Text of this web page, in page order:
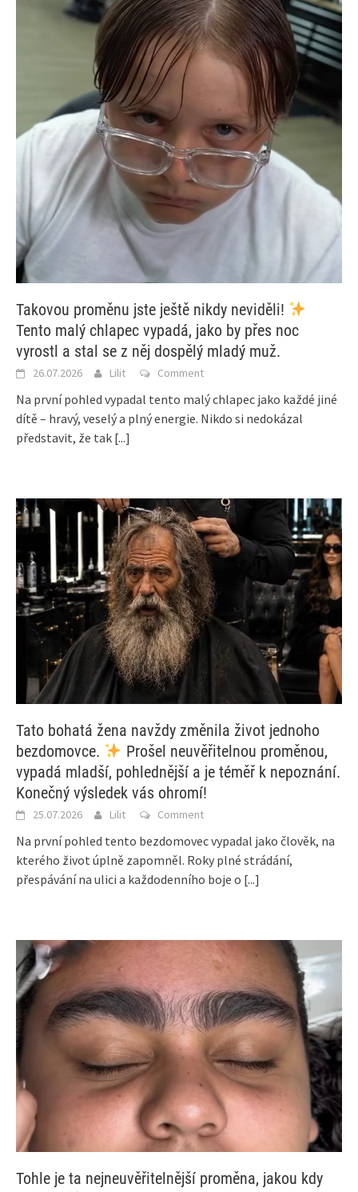
Takovou proměnu jste ještě nikdy neviděli!
Tento malý chlapec vypadá, jako by přes noc
vyrostl a stal se z něj dospělý mladý muž.
26.07.2026 Lilit Comment
Na první pohled vypadal tento malý chlapec jako každé jiné
dítě – hravý, veselý a plný energie. Nikdo si nedokázal
představit, že tak [...]
Tato bohatá žena navždy změnila život jednoho
bezdomovce.
Prošel neuvěřitelnou proměnou,
vypadá mladší, pohlednější a je téměř k nepoznání.
Konečný výsledek vás ohromí!
25.07.2026 Lilit Comment
Na první pohled tento bezdomovec vypadal jako člověk, na
kterého život úplně zapomněl. Roky plné strádání,
přespávání na ulici a každodenního boje o [...]
Tohle je ta nejneuvěřitelnější proměna, jakou kdy